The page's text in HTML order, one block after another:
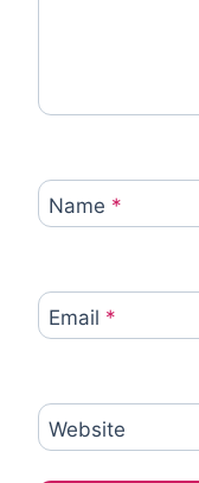
Name *
Email *
Website